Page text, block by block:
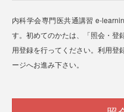
内科学会専門医共通講習 e-
す。初めてのかたは、「照会・登
用登録を行ってください。利用登
ージへお進み下さい。